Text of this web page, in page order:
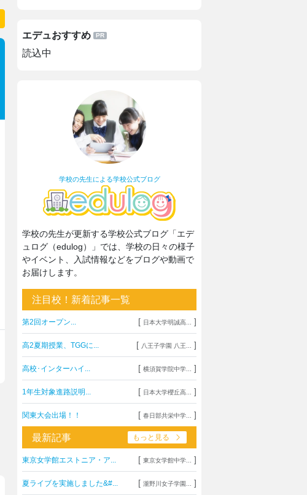
エデュおすすめ
読込中
学校の先生による学校公式ブログ
学校の先生が更新する学校公式ブログ「エデ
ュログ（edulog）」では、学校の日々の様子
やイベント、入試情報などをブログや動画で
お届けします。
注目校！新着記事一覧
第2回オープン... [ 日本大学明誠高... ]
高2夏期授業、TGGに... [ 八王子学園 八王... ]
高校･インターハイ... [ 横須賀学院中学... ]
1年生対象進路説明... [ 日本大学櫻丘高... ]
関東大会出場！！ [ 春日部共栄中学... ]
最新記事 もっと見る
東京女学館エストニア・ア... [ 東京女学館中学... ]
夏ライブを実施しました&#... [ 瀧野川女子学園... ]